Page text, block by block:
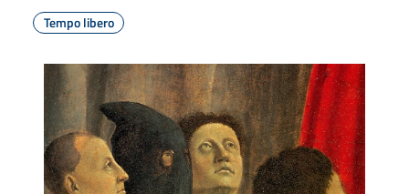
Tempo libero